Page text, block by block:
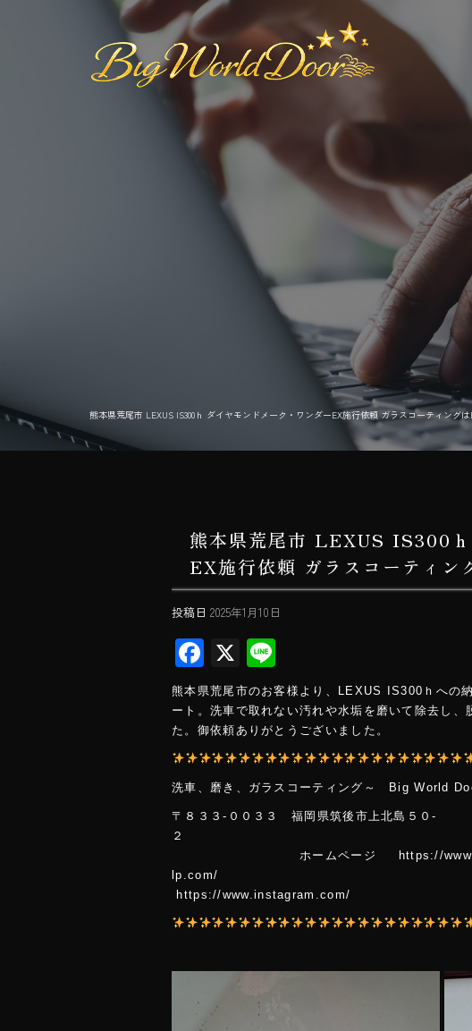
熊本県荒尾市 LEXUS IS300ｈ ダイヤモンドメーク・ワンダーEX施行依頼 ガラスコーティング
熊本県荒尾市 LEXUS IS300
EX施行依頼 ガラスコーティ
投稿日 2025年1月10日
F
ac
e
b
o
ok
X
ne
熊本県荒尾市のお客様より、LEXUS IS300ｈへの
ート。洗車で取れない汚れや水垢を磨いて除去し
た。御依頼ありがとうございました。
洗車、磨き、ガラスコーティング～ Big World
〒８３３-００３３ 福岡県筑後市上北島５０-
ホームページ https://
lp.com/ イ
https://www.instagram.com/